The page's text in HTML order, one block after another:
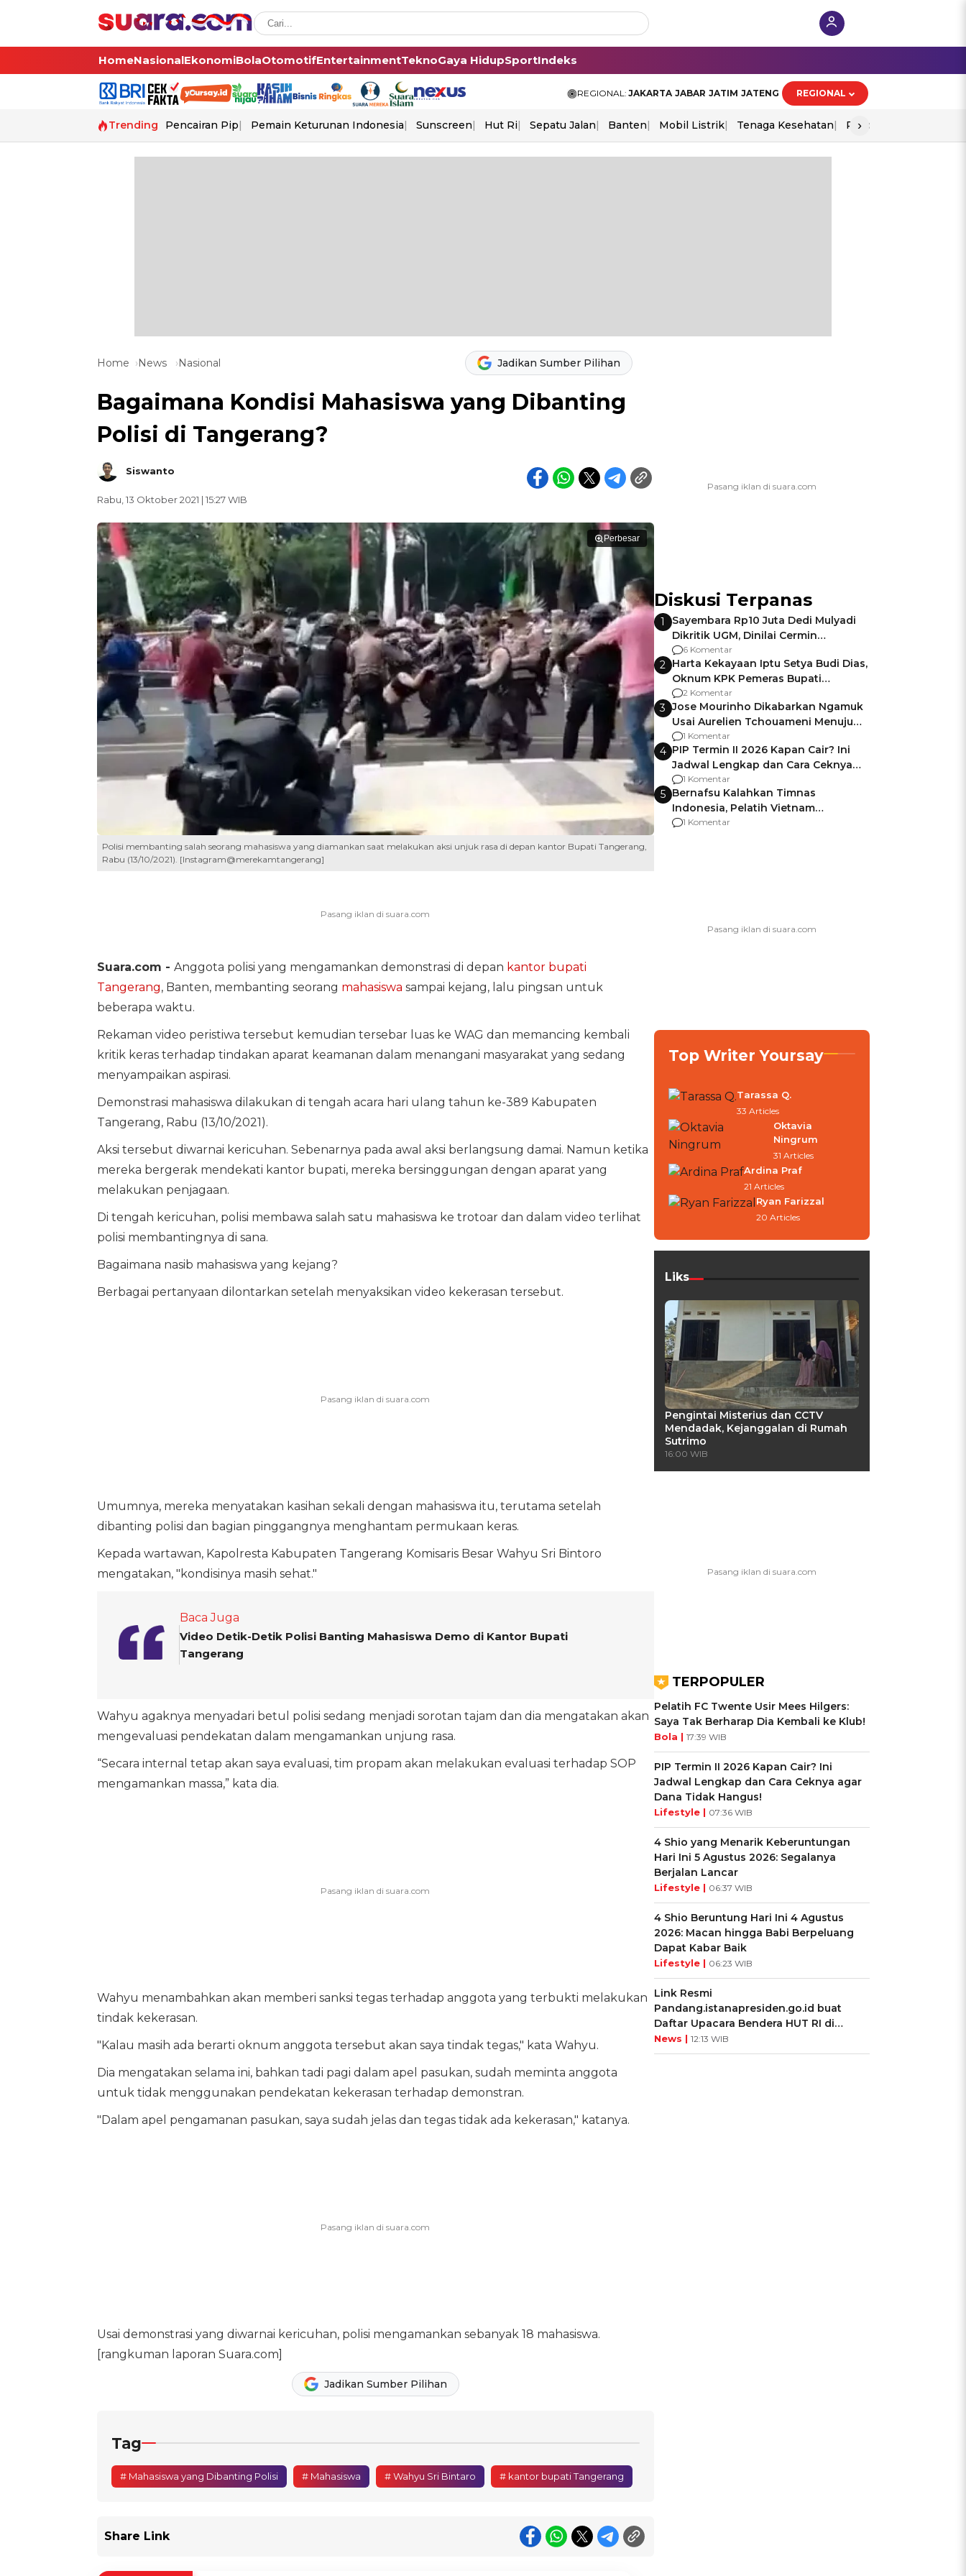
HomeNasionalEkonomiBolaOtomotifEntertainmentTeknoGaya HidupSportIndeks
REGIONAL: JAKARTA JABAR JATIM JATENG REGIONAL
Trending Pencairan Pip Pemain Keturunan Indonesia Sunscreen Hut Ri Sepatu Jalan Banten Mobil Listrik Tenaga Kesehatan Piala Aff 2026
›
Home News Nasional Jadikan Sumber Pilihan
Bagaimana Kondisi Mahasiswa yang Dibanting
Polisi di Tangerang?
Siswanto
Rabu, 13 Oktober 2021 | 15:27 WIB
Perbesar
Polisi membanting salah seorang mahasiswa yang diamankan saat melakukan aksi unjuk rasa di depan kantor Bupati Tangerang,
Rabu (13/10/2021). [Instagram@merekamtangerang]
Suara.com - Anggota polisi yang mengamankan demonstrasi di depan kantor bupati
Tangerang, Banten, membanting seorang mahasiswa sampai kejang, lalu pingsan untuk
beberapa waktu.
Rekaman video peristiwa tersebut kemudian tersebar luas ke WAG dan memancing kembali
kritik keras terhadap tindakan aparat keamanan dalam menangani masyarakat yang sedang
menyampaikan aspirasi.
Demonstrasi mahasiswa dilakukan di tengah acara hari ulang tahun ke-389 Kabupaten
Tangerang, Rabu (13/10/2021).
Aksi tersebut diwarnai kericuhan. Sebenarnya pada awal aksi berlangsung damai. Namun ketika
mereka bergerak mendekati kantor bupati, mereka bersinggungan dengan aparat yang
melakukan penjagaan.
Di tengah kericuhan, polisi membawa salah satu mahasiswa ke trotoar dan dalam video terlihat
polisi membantingnya di sana.
Bagaimana nasib mahasiswa yang kejang?
Berbagai pertanyaan dilontarkan setelah menyaksikan video kekerasan tersebut.
Umumnya, mereka menyatakan kasihan sekali dengan mahasiswa itu, terutama setelah
dibanting polisi dan bagian pinggangnya menghantam permukaan keras.
Kepada wartawan, Kapolresta Kabupaten Tangerang Komisaris Besar Wahyu Sri Bintoro
mengatakan, "kondisinya masih sehat."
Baca Juga
Video Detik-Detik Polisi Banting Mahasiswa Demo di Kantor Bupati
Tangerang
Wahyu agaknya menyadari betul polisi sedang menjadi sorotan tajam dan dia mengatakan akan
mengevaluasi pendekatan dalam mengamankan unjung rasa.
“Secara internal tetap akan saya evaluasi, tim propam akan melakukan evaluasi terhadap SOP
mengamankan massa,” kata dia.
Wahyu menambahkan akan memberi sanksi tegas terhadap anggota yang terbukti melakukan
tindak kekerasan.
"Kalau masih ada berarti oknum anggota tersebut akan saya tindak tegas," kata Wahyu.
Dia mengatakan selama ini, bahkan tadi pagi dalam apel pasukan, sudah meminta anggota
untuk tidak menggunakan pendekatan kekerasan terhadap demonstran.
"Dalam apel pengamanan pasukan, saya sudah jelas dan tegas tidak ada kekerasan," katanya.
Usai demonstrasi yang diwarnai kericuhan, polisi mengamankan sebanyak 18 mahasiswa.
[rangkuman laporan Suara.com]
Jadikan Sumber Pilihan
Tag
# Mahasiswa yang Dibanting Polisi # Mahasiswa # Wahyu Sri Bintaro # kantor bupati Tangerang
Share Link
Diskusi Terpanas
1
Sayembara Rp10 Juta Dedi Mulyadi
Dikritik UGM, Dinilai Cermin
Gagalnya Negara Jamin Keamanan
6 Komentar
2 Harta Kekayaan Iptu Setya Budi Dias,
Oknum KPK Pemeras Bupati
Pemalang
2 Komentar
3 Jose Mourinho Dikabarkan Ngamuk
Usai Aurelien Tchouameni Menuju
Manchester United
1 Komentar
4 PIP Termin II 2026 Kapan Cair? Ini
Jadwal Lengkap dan Cara Ceknya
agar Dana Tidak Hangus!
1 Komentar
5 Bernafsu Kalahkan Timnas
Indonesia, Pelatih Vietnam
Berencana Pakai Jimat di Pakansari
1 Komentar
Top Writer Yoursay
Tarassa Q.
33 Articles
Oktavia
Ningrum
31 Articles
Ardina Praf
21 Articles
Ryan Farizzal
20 Articles
Liks
Pengintai Misterius dan CCTV
Mendadak, Kejanggalan di Rumah
Sutrimo
16:00 WIB
TERPOPULER
Pelatih FC Twente Usir Mees Hilgers:
Saya Tak Berharap Dia Kembali ke Klub!
Bola | 17:39 WIB
PIP Termin II 2026 Kapan Cair? Ini
Jadwal Lengkap dan Cara Ceknya agar
Dana Tidak Hangus!
Lifestyle | 07:36 WIB
4 Shio yang Menarik Keberuntungan
Hari Ini 5 Agustus 2026: Segalanya
Berjalan Lancar
Lifestyle | 06:37 WIB
4 Shio Beruntung Hari Ini 4 Agustus
2026: Macan hingga Babi Berpeluang
Dapat Kabar Baik
Lifestyle | 06:23 WIB
Link Resmi
Pandang.istanapresiden.go.id buat
Daftar Upacara Bendera HUT RI di
Istana Negara
News | 12:13 WIB